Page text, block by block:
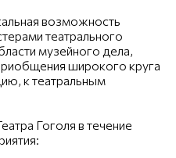
возможность
театрального
музейного дела,
широкого круга
к театральным
Гоголя в течение